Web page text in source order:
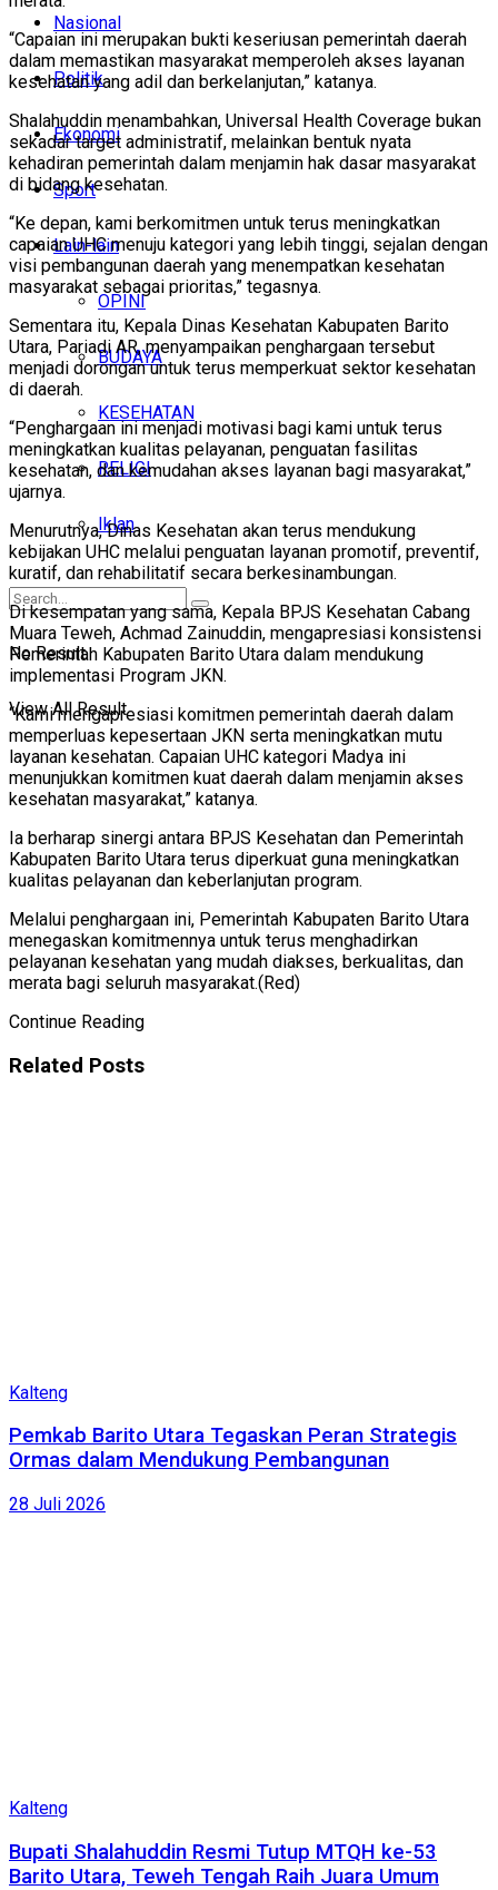
Nasional
Politik
Ekonomi
Sport
Lain-lain
OPINI
BUDAYA
KESEHATAN
RELIGI
Iklan
No Result
View All Result
“Capaian ini merupakan bukti keseriusan pemerintah daerah
dalam memastikan masyarakat memperoleh akses layanan
kesehatan yang adil dan berkelanjutan,” katanya.
Shalahuddin menambahkan, Universal Health Coverage bukan
sekadar target administratif, melainkan bentuk nyata
kehadiran pemerintah dalam menjamin hak dasar masyarakat
di bidang kesehatan.
“Ke depan, kami berkomitmen untuk terus meningkatkan
capaian UHC menuju kategori yang lebih tinggi, sejalan dengan
visi pembangunan daerah yang menempatkan kesehatan
masyarakat sebagai prioritas,” tegasnya.
Sementara itu, Kepala Dinas Kesehatan Kabupaten Barito
Utara, Pariadi AR, menyampaikan penghargaan tersebut
menjadi dorongan untuk terus memperkuat sektor kesehatan
di daerah.
“Penghargaan ini menjadi motivasi bagi kami untuk terus
meningkatkan kualitas pelayanan, penguatan fasilitas
kesehatan, dan kemudahan akses layanan bagi masyarakat,”
ujarnya.
Menurutnya, Dinas Kesehatan akan terus mendukung
kebijakan UHC melalui penguatan layanan promotif, preventif,
kuratif, dan rehabilitatif secara berkesinambungan.
Di kesempatan yang sama, Kepala BPJS Kesehatan Cabang
Muara Teweh, Achmad Zainuddin, mengapresiasi konsistensi
Pemerintah Kabupaten Barito Utara dalam mendukung
implementasi Program JKN.
“Kami mengapresiasi komitmen pemerintah daerah dalam
memperluas kepesertaan JKN serta meningkatkan mutu
layanan kesehatan. Capaian UHC kategori Madya ini
menunjukkan komitmen kuat daerah dalam menjamin akses
kesehatan masyarakat,” katanya.
Ia berharap sinergi antara BPJS Kesehatan dan Pemerintah
Kabupaten Barito Utara terus diperkuat guna meningkatkan
kualitas pelayanan dan keberlanjutan program.
Melalui penghargaan ini, Pemerintah Kabupaten Barito Utara
menegaskan komitmennya untuk terus menghadirkan
pelayanan kesehatan yang mudah diakses, berkualitas, dan
merata bagi seluruh masyarakat.(Red)
Continue Reading
Related Posts
Kalteng
Pemkab Barito Utara Tegaskan Peran Strategis
Ormas dalam Mendukung Pembangunan
28 Juli 2026
Kalteng
Bupati Shalahuddin Resmi Tutup MTQH ke-53
Barito Utara, Teweh Tengah Raih Juara Umum